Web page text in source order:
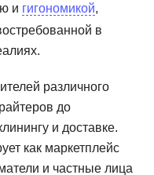
и гигономикой,
в
различного
до
и доставке.
как маркетплейс
и частные лица